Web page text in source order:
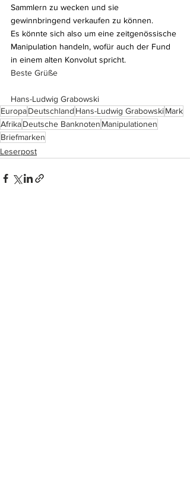
Sammlern zu wecken und sie
gewinnbringend verkaufen zu können.
Es könnte sich also um eine zeitgenössische
Manipulation handeln, wofür auch der Fund
in einem alten Konvolut spricht.
Beste Grüße
Hans-Ludwig Grabowski
EuropaDeutschland Hans-Ludwig GrabowskiMark
AfrikaDeutsche Banknoten Manipulationen
Briefmarken
Leserpost